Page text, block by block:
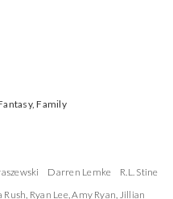
Family
Darren Lemke
R.L. Stine
Rush, Ryan Lee,Amy Ryan, Jillian